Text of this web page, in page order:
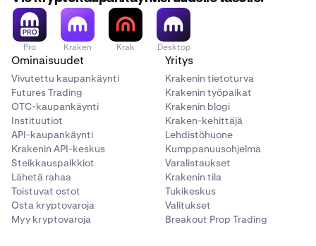
Pro Kraken Krak Desktop
Ominaisuudet
Vivutettu kaupankäynti
Futures Trading
OTC-kaupankäynti
Instituutiot
API-kaupankäynti
Krakenin API-keskus
Steikkauspalkkiot
Lähetä rahaa
Toistuvat ostot
Osta kryptovaroja
Myy kryptovaroja
Yritys
Krakenin tietoturva
Krakenin työpaikat
Krakenin blogi
Kraken-kehittäjä
Lehdistöhuone
Kumppanuusohjelma
Varalistaukset
Krakenin tila
Tukikeskus
Valitukset
Breakout Prop Trading